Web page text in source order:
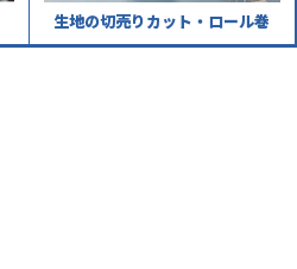
生地の切売りカット・ロール巻